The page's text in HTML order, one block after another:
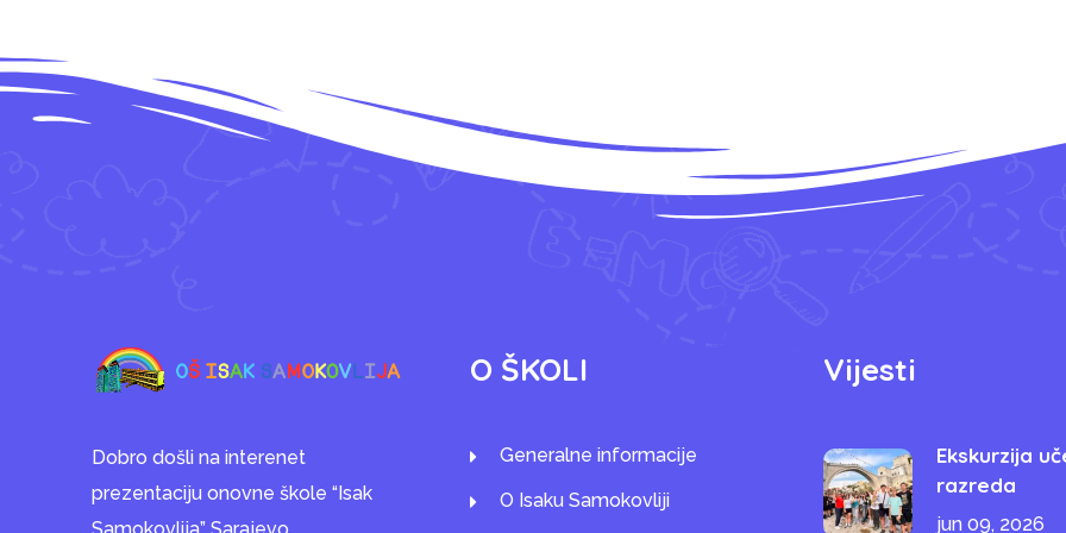
Dobro došli na interenet
prezentaciju onovne škole “Isak
Samokovlija” Sarajevo
O ŠKOLI
Generalne informacije
O Isaku Samokovliji
Vijesti
Ekskurzija
razreda
jun 09, 2026